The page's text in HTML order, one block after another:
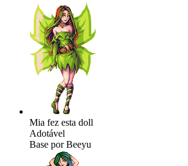
Mia fez esta doll
Adotável
Base por Beeyu